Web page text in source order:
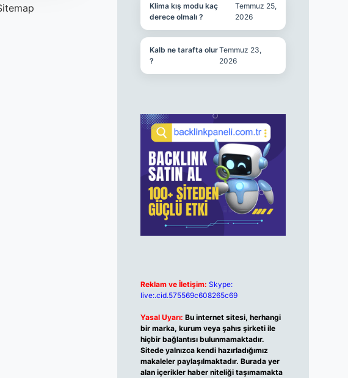
Klima kış modu kaç
derece olmalı ?
Temmuz 25,
2026
Kalb ne tarafta olur
?
Temmuz 23,
2026
Reklam ve İletişim: Skype:
live:.cid.575569c608265c69
Yasal Uyarı: Bu internet sitesi, herhangi
bir marka, kurum veya şahıs şirketi ile
hiçbir bağlantısı bulunmamaktadır.
Sitede yalnızca kendi hazırladığımız
makaleler paylaşılmaktadır. Burada yer
alan içerikler haber niteliği taşımamakta